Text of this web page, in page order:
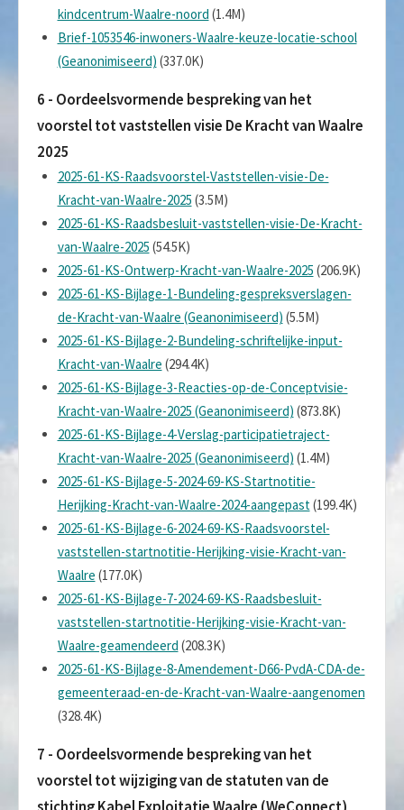
kindcentrum-Waalre-noord (1.4M)
Brief-1053546-inwoners-Waalre-keuze-locatie-school
(Geanonimiseerd) (337.0K)
6 - Oordeelsvormende bespreking van het
voorstel tot vaststellen visie De Kracht van Waalre
2025
2025-61-KS-Raadsvoorstel-Vaststellen-visie-De-
Kracht-van-Waalre-2025 (3.5M)
2025-61-KS-Raadsbesluit-vaststellen-visie-De-Kracht-
van-Waalre-2025 (54.5K)
2025-61-KS-Ontwerp-Kracht-van-Waalre-2025 (206.9K)
2025-61-KS-Bijlage-1-Bundeling-gespreksverslagen-
de-Kracht-van-Waalre (Geanonimiseerd) (5.5M)
2025-61-KS-Bijlage-2-Bundeling-schriftelijke-input-
Kracht-van-Waalre (294.4K)
2025-61-KS-Bijlage-3-Reacties-op-de-Conceptvisie-
Kracht-van-Waalre-2025 (Geanonimiseerd) (873.8K)
2025-61-KS-Bijlage-4-Verslag-participatietraject-
Kracht-van-Waalre-2025 (Geanonimiseerd) (1.4M)
2025-61-KS-Bijlage-5-2024-69-KS-Startnotitie-
Herijking-Kracht-van-Waalre-2024-aangepast (199.4K)
2025-61-KS-Bijlage-6-2024-69-KS-Raadsvoorstel-
vaststellen-startnotitie-Herijking-visie-Kracht-van-
Waalre (177.0K)
2025-61-KS-Bijlage-7-2024-69-KS-Raadsbesluit-
vaststellen-startnotitie-Herijking-visie-Kracht-van-
Waalre-geamendeerd (208.3K)
2025-61-KS-Bijlage-8-Amendement-D66-PvdA-CDA-de-
gemeenteraad-en-de-Kracht-van-Waalre-aangenomen
(328.4K)
7 - Oordeelsvormende bespreking van het
voorstel tot wijziging van de statuten van de
stichting Kabel Exploitatie Waalre (WeConnect)